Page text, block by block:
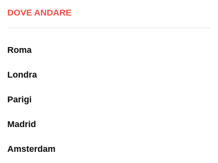
DOVE ANDARE
Roma
Londra
Parigi
Madrid
Amsterdam